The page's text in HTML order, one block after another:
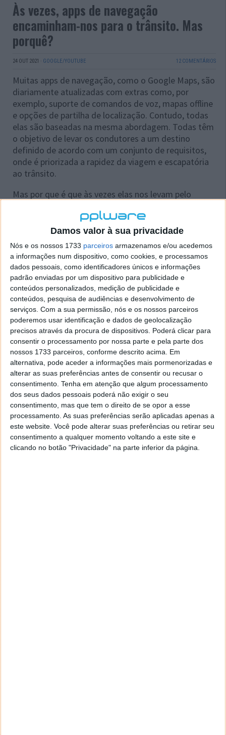
Damos valor à sua privacidade
Nós e os nossos 1733 parceiros armazenamos e/ou acedemos
a informações num dispositivo, como cookies, e processamos
dados pessoais, como identificadores únicos e informações
padrão enviadas por um dispositivo para publicidade e
conteúdos personalizados, medição de publicidade e
conteúdos, pesquisa de audiências e desenvolvimento de
serviços. Com a sua permissão, nós e os nossos parceiros
poderemos usar identificação e dados de geolocalização
precisos através da procura de dispositivos. Poderá clicar para
consentir o processamento por nossa parte e pela parte dos
nossos 1733 parceiros, conforme descrito acima. Em
alternativa, pode aceder a informações mais pormenorizadas e
alterar as suas preferências antes de consentir ou recusar o
consentimento. Tenha em atenção que algum processamento
dos seus dados pessoais poderá não exigir o seu
consentimento, mas que tem o direito de se opor a esse
processamento. As suas preferências serão aplicadas apenas a
este website. Você pode alterar suas preferências ou retirar seu
consentimento a qualquer momento voltando a este site e
clicando no botão "Privacidade" na parte inferior da página.
Às vezes, apps de navegação
encaminham-nos para o trânsito. Mas
porquê?
24 OUT 2021 · GOOGLE/YOUTUBE 12 COMENTÁRIOS
Muitas apps de navegação, como o Google Maps, são
diariamente atualizadas com extras como, por
exemplo, suporte de comandos de voz, mapas offline
e opções de partilha de localização. Contudo, todas
elas são baseadas na mesma abordagem. Todas têm
o objetivo de levar os condutores a um destino
definido de acordo com um conjunto de requisitos,
onde é priorizada a rapidez da viagem e escapatória
ao trânsito.
Mas por que é que às vezes elas nos levam pelo
consequentemente, o mais longo?